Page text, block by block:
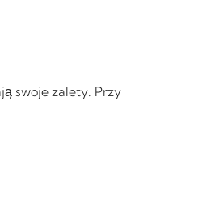
swoje zalety. Przy